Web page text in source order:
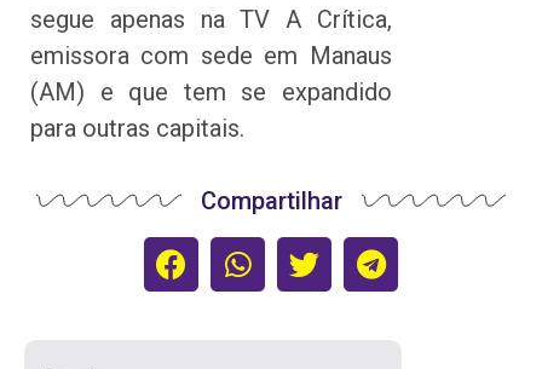
segue apenas na TV A Crítica,
emissora com sede em Manaus
(AM) e que tem se expandido
para outras capitais.
Compartilhar